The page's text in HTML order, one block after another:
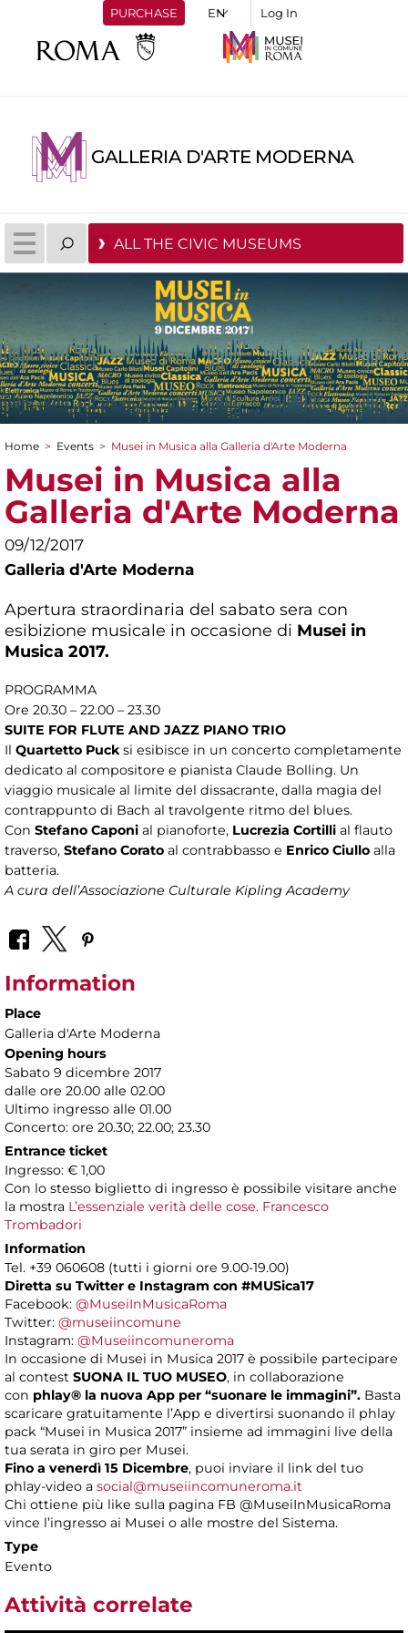
PURCHASE Log In
GALLERIA D'ARTE MODERNA
ALL THE CIVIC MUSEUMS
You are here
Home > Events > Musei in Musica alla Galleria d'Arte Moderna
Musei in Musica alla
Galleria d'Arte Moderna
09/12/2017
Galleria d'Arte Moderna
Apertura straordinaria del sabato sera con
esibizione musicale in occasione di Musei in
Musica 2017.
PROGRAMMA
Ore 20.30 – 22.00 – 23.30
SUITE FOR FLUTE AND JAZZ PIANO TRIO
Il Quartetto Pucksi esibisce in un concerto completamente
dedicato al compositore e pianista Claude Bolling. Un
viaggio musicale al limite del dissacrante, dalla magia del
contrappunto di Bach al travolgente ritmo del blues.
Con Stefano Caponi al pianoforte, Lucrezia Cortilli al flauto
traverso, Stefano Corato al contrabbasso e Enrico Ciullo alla
batteria.
A cura dell’Associazione Culturale Kipling Academy
Information
Place
Galleria d'Arte Moderna
Opening hours
Sabato 9 dicembre 2017
dalle ore 20.00 alle 02.00
Ultimo ingresso alle 01.00
Concerto: ore 20.30; 22.00; 23.30
Entrance ticket
Ingresso: € 1,00
Con lo stesso biglietto di ingresso è possibile visitare anche
la mostra L’essenziale verità delle cose. Francesco
Trombadori
Information
Tel. +39 060608 (tutti i giorni ore 9.00-19.00)
Diretta su Twitter e Instagram con #MUSica17
Facebook: @MuseiInMusicaRoma
Twitter: @museiincomune
Instagram: @Museiincomuneroma
In occasione di Musei in Musica 2017 è possibile partecipare
al contest SUONA IL TUO MUSEO, in collaborazione
con phlay® la nuova App per “suonare le immagini”. Basta
scaricare gratuitamente l’App e divertirsi suonando il phlay
pack “Musei in Musica 2017” insieme ad immagini live della
tua serata in giro per Musei.
Fino a venerdì 15 Dicembre, puoi inviare il link del tuo
phlay-video a social@museiincomuneroma.it
Chi ottiene più like sulla pagina FB @MuseiInMusicaRoma
vince l’ingresso ai Musei o alle mostre del Sistema.
Type
Evento
Attività correlate